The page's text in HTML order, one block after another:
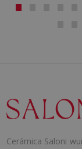
Cerámica Saloni